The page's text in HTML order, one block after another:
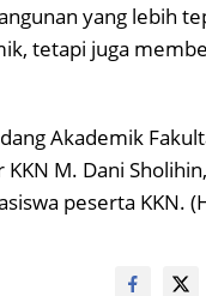
yang lebih
tetapi juga
Akademik
M. Dani
peserta KKN.